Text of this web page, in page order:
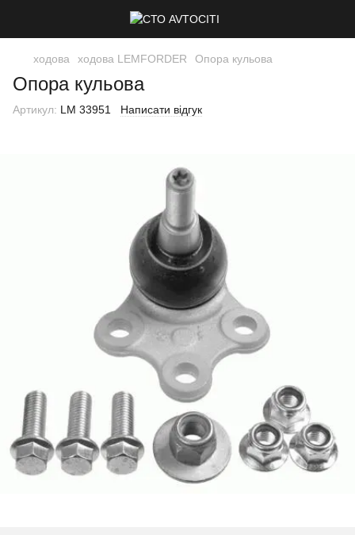
ходова ходова LEMFORDER Опора кульова
Опора кульова
Артикул: LM 33951 Написати відгук